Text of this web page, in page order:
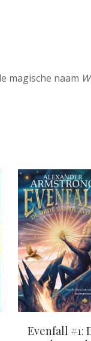
magische naam
Evenfall #1: